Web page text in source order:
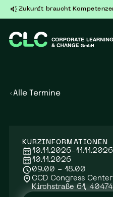
Zukunft braucht
Alle Termine
KURZINFORMATIONEN
10.11.2026-11.11.2026
10.11.2026
09.00 - 18.00
CCD Congress
Kirchstraße 61,